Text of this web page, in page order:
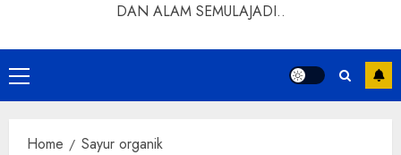
DAN ALAM SEMULAJADI..
Primary
Menu
Home Sayur organik